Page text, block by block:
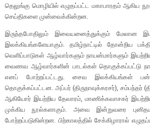
தெலுங்கு மொழியில் எழுதப்பட்ட மகாபாரதம் ஆகிய
செய்திகளை முன்வைக்கின்றன.
இருந்தபோதிலும் இவையனைத்துக்கும் மேலான
இலக்கியங்களேயாகும். தமிழ்நாட்டில் தோன்றிய
வெளிப்பாடுகள் ஆழ்வார்களும் நாயன்மார்களும்
வைணவ ஆழ்வார்களின் பாடல்கள் தொகுக்கப்பட்டு
எனப் போற்றப்பட்டது. சைவ இலக்கியங்கள்
தொகுக்கப்பட்டன. அப்பர் (திருநாவுக்கரசர்), சம்பந்தர்
ஆகியோர் இயற்றிய தேவாரம், மாணிக்கவாசகர்
முக்கிய நூல்களாகும். அவை இன்றுவரை
போற்றப்படுகின்றன. பிற்காலத்தில் சேக்கிழாரால்